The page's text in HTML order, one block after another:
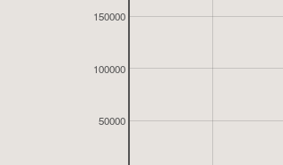
50000
100000
150000